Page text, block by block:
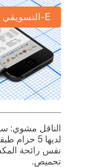
E-التسويقي
لديها 5
نفس رائحة
تحميص.